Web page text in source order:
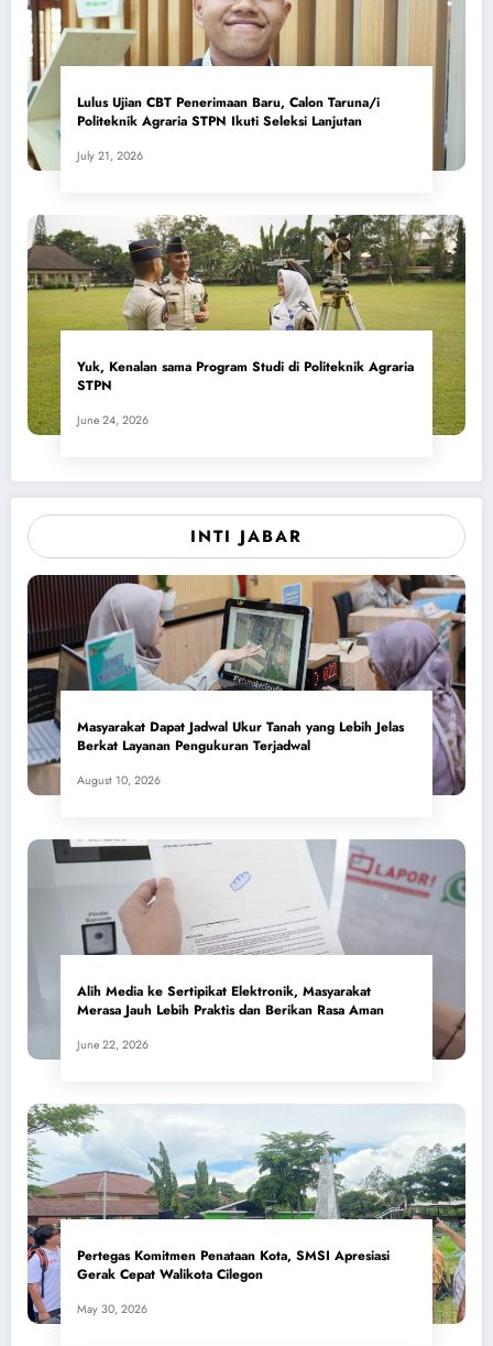
Lulus Ujian CBT Penerimaan Baru, Calon Taruna/i
Politeknik Agraria STPN Ikuti Seleksi Lanjutan
July 21, 2026
Yuk, Kenalan sama Program Studi di Politeknik Agraria
STPN
June 24, 2026
INTI JABAR
Masyarakat Dapat Jadwal Ukur Tanah yang Lebih Jelas
Berkat Layanan Pengukuran Terjadwal
August 10, 2026
Alih Media ke Sertipikat Elektronik, Masyarakat
Merasa Jauh Lebih Praktis dan Berikan Rasa Aman
June 22, 2026
Pertegas Komitmen Penataan Kota, SMSI Apresiasi
Gerak Cepat Walikota Cilegon
May 30, 2026